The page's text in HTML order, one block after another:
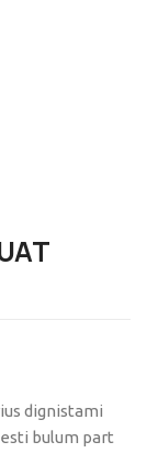
dignistami
bulum part